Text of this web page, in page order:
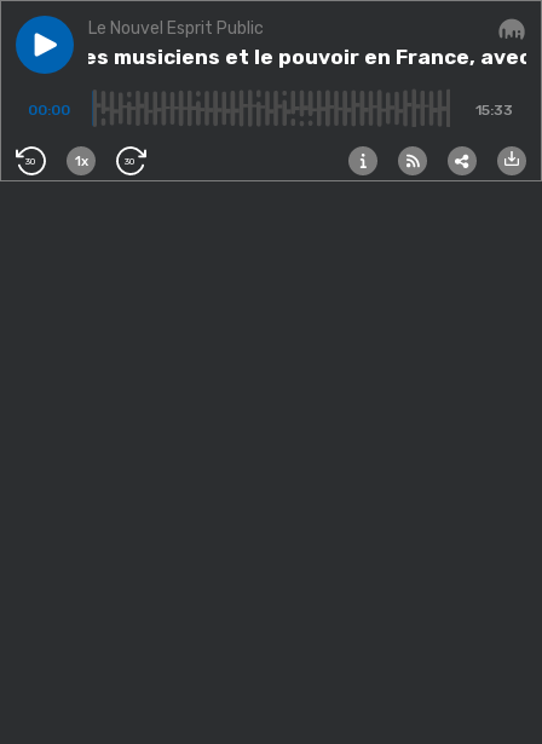
Play episodeBada : les musiciens et le pouvoir en France, avec
Le Nouvel Esprit Public
Bada : les musiciens et le pouvoir en France,
00:00 15:33
30 1x 30